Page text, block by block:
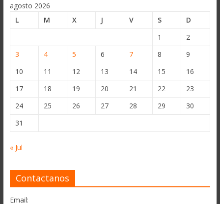
agosto 2026
L
M X J V S
D
1
2
3
4 5 6 7 8
9
10
11 12 13 14 15
16
17
18 19 20 21 22
23
24
25 26 27 28 29
30
31
« Jul
Contactanos
Email: